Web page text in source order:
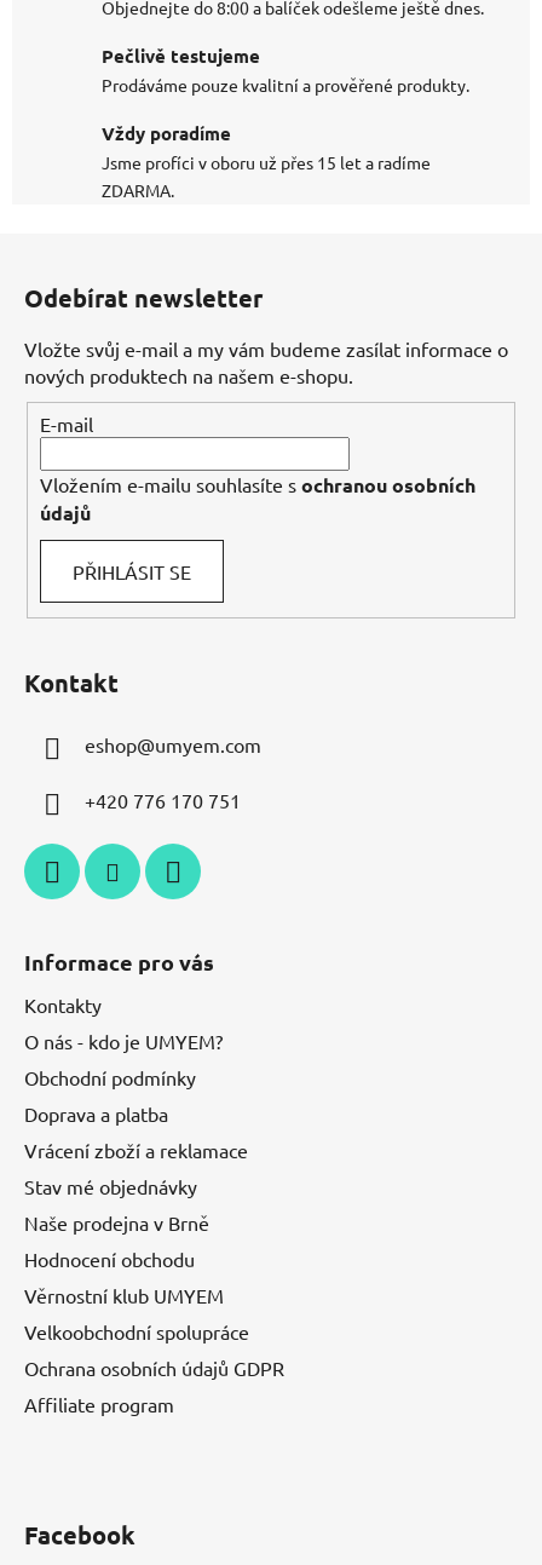
Objednejte do 8:00 a balíček odešleme ještě dnes.
Pečlivě testujeme
Prodáváme pouze kvalitní a prověřené produkty.
Vždy poradíme
Jsme profíci v oboru už přes 15 let a radíme
ZDARMA.
Odebírat newsletter
Vložte svůj e-mail a my vám budeme zasílat informace o
nových produktech na našem e-shopu.
E-mail
Vložením e-mailu souhlasíte s ochranou osobních
údajů
PŘIHLÁSIT SE
Kontakt
eshop@umyem.com
+420 776 170 751
Informace pro vás
Kontakty
O nás - kdo je UMYEM?
Obchodní podmínky
Doprava a platba
Vrácení zboží a reklamace
Stav mé objednávky
Naše prodejna v Brně
Hodnocení obchodu
Věrnostní klub UMYEM
Velkoobchodní spolupráce
Ochrana osobních údajů GDPR
Affiliate program
Facebook